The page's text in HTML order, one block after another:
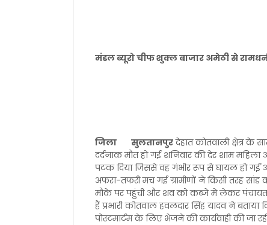
मंडल ब्यूरो चीफ शुक्ल बाजार अमेठी से
जिला सुलतानपुरदेहात कोतवाली क्षेत्र के
दर्दनाक मौत हो गई शनिवार की देर शाम
पटक दिया जिससे वह गंभीर रूप से घायल हो गईं
अफरा-तफरी मच गई ग्रामीणों ने किसी तरह
मौके पर पहुंची और शव को कब्जे में लेकर
हैं प्रभारी कोतवाल हवलदार सिंह यादव ने
पोस्टमार्टम के लिए भेजने की कार्यवाही की जा